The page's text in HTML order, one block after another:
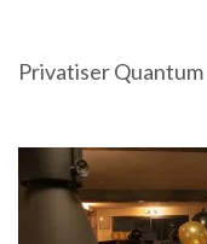
Privatiser Quantum